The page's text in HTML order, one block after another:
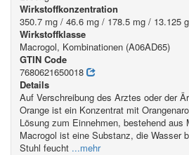
Wirkstoffkonzentration
350.7 mg / 46.6 mg / 178.5 mg / 13.125 g
Wirkstoffklasse
Macrogol, Kombinationen (A06AD65)
GTIN Code
7680621650018
Details
Auf Verschreibung des Arztes oder der
Orange ist ein Konzentrat mit
Lösung zum Einnehmen, bestehend aus
Macrogol ist eine Substanz, die Wasser
Stuhl feucht ...mehr